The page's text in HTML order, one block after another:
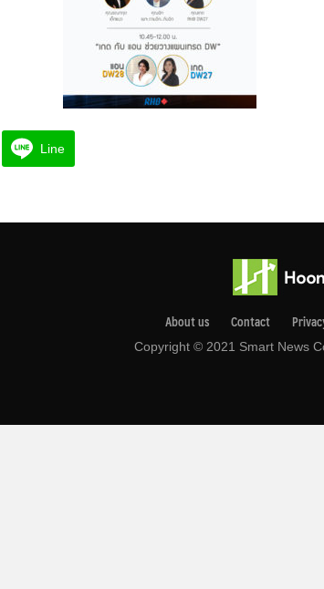
Line
About us Contact
Copyright © 2021 Smart News